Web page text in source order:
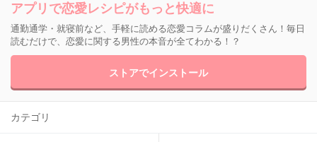
アプリで恋愛レシピがもっと快適に
通勤通学・就寝前など、手軽に読める恋愛コラムが盛りだくさん！毎日
読むだけで、恋愛に関する男性の本音が全てわかる！？
ストアでインストール
カテゴリ